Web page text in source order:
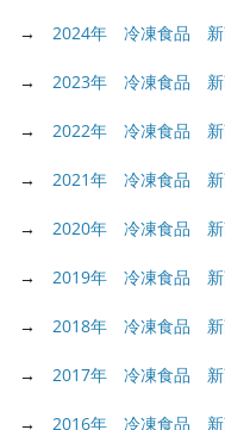
→ 2024年 冷凍食品 新
→ 2023年 冷凍食品 新
→ 2022年 冷凍食品 新
→ 2021年 冷凍食品 新
→ 2020年 冷凍食品 新
→ 2019年 冷凍食品 新
→ 2018年 冷凍食品 新
→ 2017年 冷凍食品 新
→ 2016年 冷凍食品 新